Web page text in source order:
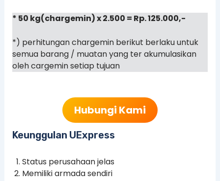
* 50 kg(chargemin) x 2.500 = Rp. 125.000,-
*) perhitungan chargemin berikut berlaku untuk
semua barang / muatan yang ter akumulasikan
oleh cargemin setiap tujuan
Hubungi Kami
Keunggulan UExpress
Status perusahaan jelas
Memiliki armada sendiri